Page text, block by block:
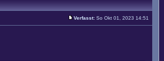
Verfasst: So Okt 01, 2023 14:51